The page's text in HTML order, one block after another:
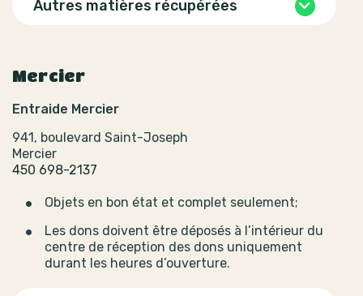
Autres matières récupérées
Mercier
Entraide Mercier
941, boulevard Saint-Joseph
Mercier
450 698-2137
Objets en bon état et complet seulement;
Les dons doivent être déposés à l’intérieur du
centre de réception des dons uniquement
durant les heures d’ouverture.